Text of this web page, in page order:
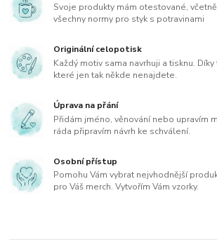
Svoje produkty mám otestované,
všechny normy pro styk s potravinami
Originální celopotisk
Každý motiv sama navrhuji a tisknu.
které jen tak někde nenajdete.
Úprava na přání
Přidám jméno, věnování nebo upravím
ráda připravím návrh ke schválení.
Osobní přístup
Pomohu Vám vybrat nejvhodnější
pro Váš merch. Vytvořím Vám vzorky.